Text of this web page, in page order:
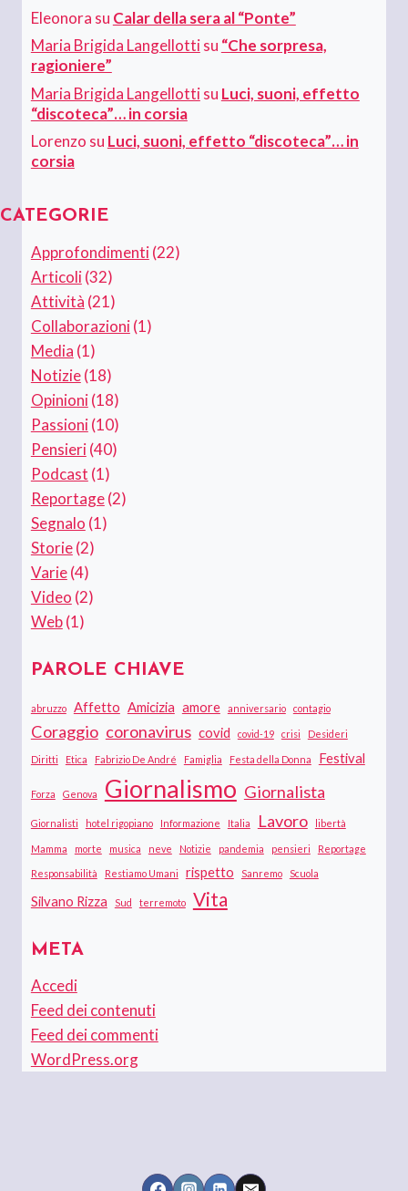
Eleonora su Calar della sera al “Ponte”
Maria Brigida Langellottisu “Che sorpresa,
ragioniere”
Maria Brigida Langellottisu Luci, suoni, effetto
“discoteca”… in corsia
Lorenzo su Luci, suoni, effetto “discoteca”… in
corsia
CATEGORIE
Approfondimenti(22)
Articoli(32)
Attività (21)
Collaborazioni(1)
Media (1)
Notizie(18)
Opinioni(18)
Passioni(10)
Pensieri(40)
Podcast (1)
Reportage(2)
Segnalo (1)
Storie(2)
Varie(4)
Video (2)
Web(1)
PAROLE CHIAVE
abruzzo Affetto Amicizia amore anniversario contagio
Coraggio coronavirus covid covid-19 crisi Desideri
Diritti Etica Fabrizio De André Famiglia Festa della Donna Festival
Forza Genova Giornalismo Giornalista
Giornalisti hotel rigopiano Informazione Italia Lavoro libertà
Mamma morte musica neve Notizie pandemia pensieri Reportage
Responsabilità Restiamo Umani rispetto Sanremo Scuola
Silvano Rizza Sud terremoto Vita
META
Accedi
Feed dei contenuti
Feed dei commenti
WordPress.org